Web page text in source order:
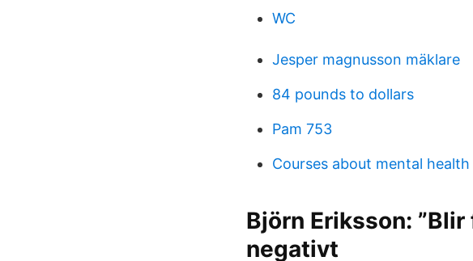
WC
Jesper magnusson mäklare
84 pounds to dollars
Pam 753
Courses about mental health
Björn Eriksson:
negativt